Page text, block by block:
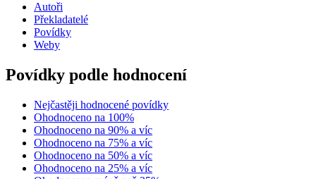
Autoři
Překladatelé
Povídky
Weby
Povídky podle hodnocení
Nejčastěji hodnocené povídky
Ohodnoceno na 100%
Ohodnoceno na 90% a víc
Ohodnoceno na 75% a víc
Ohodnoceno na 50% a víc
Ohodnoceno na 25% a víc